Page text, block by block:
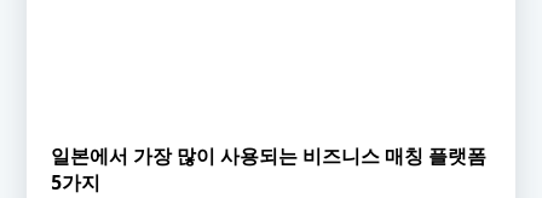
일본에서 가장 많이 사용되는 비즈니스 매칭 플랫폼
5가지